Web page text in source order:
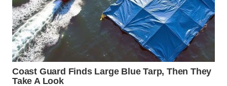
WAHANA
ADVOKAT
WAHANA
INFRASTRUKTUR